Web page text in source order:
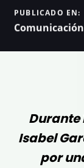
PUBLICADO EN:
Comunicación
Durante
Isabel
por